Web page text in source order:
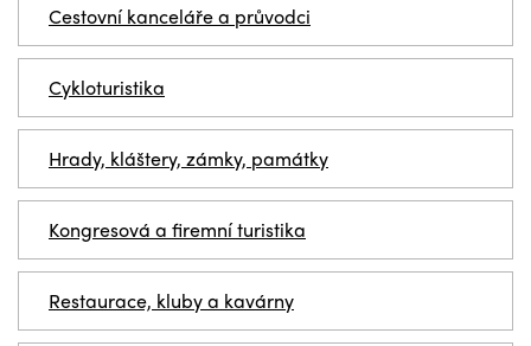
Cestovní kanceláře a průvodci
Cykloturistika
Hrady, kláštery, zámky, památky
Kongresová a firemní turistika
Restaurace, kluby a kavárny